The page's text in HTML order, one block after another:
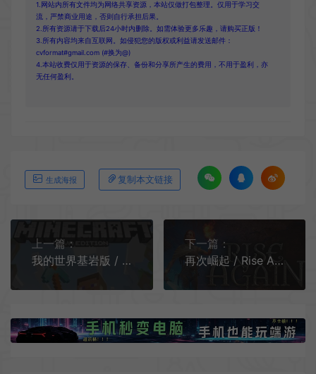
1.网站内所有文件均为网络共享资源，本站仅做打包整理。仅用于学习交
流，严禁商业用途，否则自行承担后果。
2.所有资源请于下载后24小时内删除。如需体验更多乐趣，请购买正版！
3.所有内容均来自互联网。如侵犯您的版权或利益请发送邮件：
cvformat#gmail.com (#换为@)
4.本站收费仅用于资源的保存、备份和分享所产生的费用，不用于盈利，亦
无任何盈利。
生成海报 复制本文链接
上一篇：
我的世界基岩版 / Minecraft Bedrock Edition 开放世界生存动作游戏
下一篇：
再次崛起 / Rise Again 地牢探索动作肉鸽RPG游戏